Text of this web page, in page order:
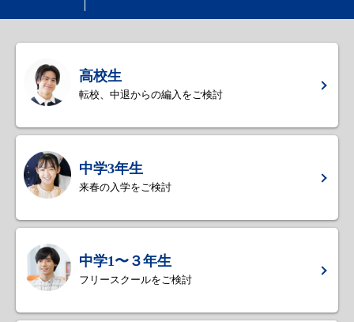
高校生
転校、中退からの編入をご検討
中学3年生
来春の入学をご検討
中学1〜３年生
フリースクールをご検討